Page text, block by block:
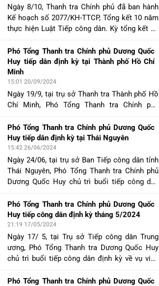
người.
Ngày 8/10, Thanh tra Chính phủ đã ban hành
Kế hoạch số 2077/KH-TTCP, Tổng kết 10 năm
thực hiện Luật Tiếp công dân. Kỳ tổng kết 10
từ ngày 1/7/2014 đến ngày 1/7/2024.
Phó Tổng Thanh tra Chính phủ Dương Quốc
Huy tiếp dân định kỳ tại Thành phố Hồ Chí
Minh
15:01 20/09/2024
Ngày 19/9, tại trụ sở Thanh tra Thành phố Hồ
Chí Minh, Phó Tổng Thanh tra Chính phủ
tháng 9 đối với 03 vụ việc khiếu nại, kiến nghị
của công dân. Cùng dự buổi tiếp dân có Phó
Chủ tịch UBND Thành phố Dương Ngọc Hải;
Trưởng Ban Tiếp công dân Trung ương Nguyễn
Hồng Điệp; Cục Trưởng Cục III Đào Trung Kiên;
Chánh Thanh tra Thành phố Trần Văn Bảy
quan.
Phó Tổng Thanh tra Chính phủ Dương Quốc
Huy tiếp dân định kỳ tại Thái Nguyên
15:42 26/06/2024
Ngày 24/06, tại trụ sở Ban Tiếp công dân tỉnh
Thái Nguyên, Phó Tổng Thanh tra Chính phủ
Dương Quốc Huy chủ trì buổi tiếp công dân
tỉnh Thái Nguyên. Trong đó có vụ việc của ông
Nguyễn Đình Chiền trú tại tổ 2, phường Tân
Thịnh, thành phố Thái Nguyên và một số công
dân liên quan đến việc thực hiện dự án xây
dựng Trung tâm điều hành Đại học Thái
Nguyên.
Phó Tổng Thanh tra Chính phủ Dương Quốc
Huy tiếp công dân định kỳ tháng 5/2024
21:19 17/05/2024
Ngày 17/ 5, tại Trụ sở Tiếp công dân Trung
ương, Phó Tổng Thanh tra Dương Quốc Huy
chủ trì buổi tiếp công dân định kỳ về vụ việc
Huy Sử, trú tại xóm Trại Nội, xã Thành Lợi,
Phó Tổng Thanh tra Chính phủ Dương Quốc